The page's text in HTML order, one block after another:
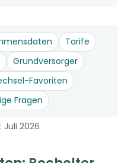
Tarife
Grundversorger
Favoriten
Fragen
2026